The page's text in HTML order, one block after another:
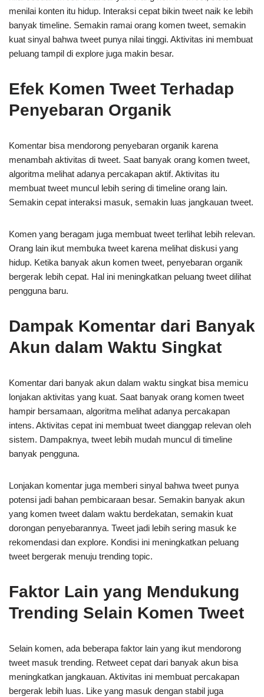
menilai konten itu hidup. Interaksi cepat bikin tweet naik ke lebih
banyak timeline. Semakin ramai orang komen tweet, semakin
kuat sinyal bahwa tweet punya nilai tinggi. Aktivitas ini membuat
peluang tampil di explore juga makin besar.
Efek Komen Tweet Terhadap
Penyebaran Organik
Komentar bisa mendorong penyebaran organik karena
menambah aktivitas di tweet. Saat banyak orang komen tweet,
algoritma melihat adanya percakapan aktif. Aktivitas itu
membuat tweet muncul lebih sering di timeline orang lain.
Semakin cepat interaksi masuk, semakin luas jangkauan tweet.
Komen yang beragam juga membuat tweet terlihat lebih relevan.
Orang lain ikut membuka tweet karena melihat diskusi yang
hidup. Ketika banyak akun komen tweet, penyebaran organik
bergerak lebih cepat. Hal ini meningkatkan peluang tweet dilihat
pengguna baru.
Dampak Komentar dari Banyak
Akun dalam Waktu Singkat
Komentar dari banyak akun dalam waktu singkat bisa memicu
lonjakan aktivitas yang kuat. Saat banyak orang komen tweet
hampir bersamaan, algoritma melihat adanya percakapan
intens. Aktivitas cepat ini membuat tweet dianggap relevan oleh
sistem. Dampaknya, tweet lebih mudah muncul di timeline
banyak pengguna.
Lonjakan komentar juga memberi sinyal bahwa tweet punya
potensi jadi bahan pembicaraan besar. Semakin banyak akun
yang komen tweet dalam waktu berdekatan, semakin kuat
dorongan penyebarannya. Tweet jadi lebih sering masuk ke
rekomendasi dan explore. Kondisi ini meningkatkan peluang
tweet bergerak menuju trending topic.
Faktor Lain yang Mendukung
Trending Selain Komen Tweet
Selain komen, ada beberapa faktor lain yang ikut mendorong
tweet masuk trending. Retweet cepat dari banyak akun bisa
meningkatkan jangkauan. Aktivitas ini membuat percakapan
bergerak lebih luas. Like yang masuk dengan stabil juga